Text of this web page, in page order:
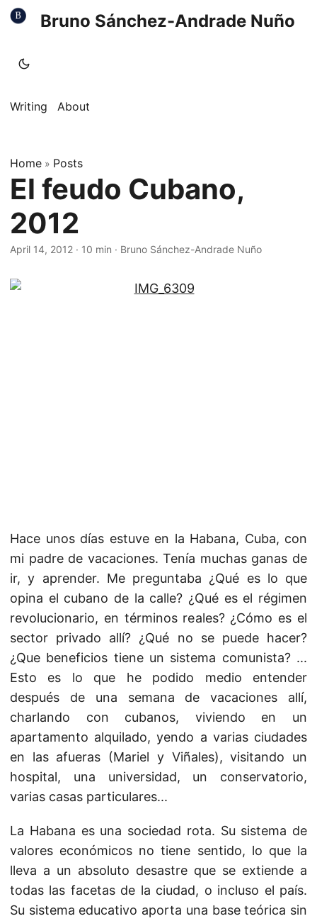
Bruno Sánchez-Andrade Nuño
Writing About
Home » Posts
El feudo Cubano,
2012
April 14, 2012 · 10 min · Bruno Sánchez-Andrade Nuño
Hace unos días estuve en la Habana, Cuba, con
mi padre de vacaciones. Tenía muchas ganas de
ir, y aprender. Me preguntaba ¿Qué es lo que
opina el cubano de la calle? ¿Qué es el régimen
revolucionario, en términos reales? ¿Cómo es el
sector privado allí? ¿Qué no se puede hacer?
¿Que beneficios tiene un sistema comunista? ...
Esto es lo que he podido medio entender
después de una semana de vacaciones allí,
charlando con cubanos, viviendo en un
apartamento alquilado, yendo a varias ciudades
en las afueras (Mariel y Viñales), visitando un
hospital, una universidad, un conservatorio,
varias casas particulares...
La Habana es una sociedad rota. Su sistema de
valores económicos no tiene sentido, lo que la
lleva a un absoluto desastre que se extiende a
todas las facetas de la ciudad, o incluso el país.
Su sistema educativo aporta una base teórica sin